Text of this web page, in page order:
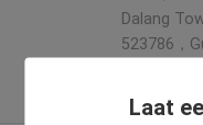
Laat
Dalang
523786，